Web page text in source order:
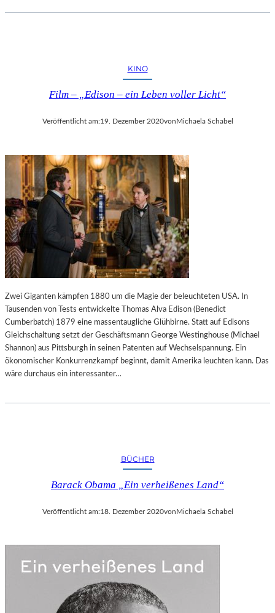
KINO
Film – „Edison – ein Leben voller Licht“
Veröffentlicht am:19. Dezember 2020von Michaela Schabel
Zwei Giganten kämpfen 1880 um die Magie der beleuchteten USA. In
Tausenden von Tests entwickelte Thomas Alva Edison (Benedict
Cumberbatch) 1879 eine massentaugliche Glühbirne. Statt auf Edisons
Gleichschaltung setzt der Geschäftsmann George Westinghouse (Michael
Shannon) aus Pittsburgh in seinen Patenten auf Wechselspannung. Ein
ökonomischer Konkurrenzkampf beginnt, damit Amerika leuchten kann. Das
wäre durchaus ein interessanter…
BÜCHER
Barack Obama „Ein verheißenes Land“
Veröffentlicht am:18. Dezember 2020vonMichaela Schabel